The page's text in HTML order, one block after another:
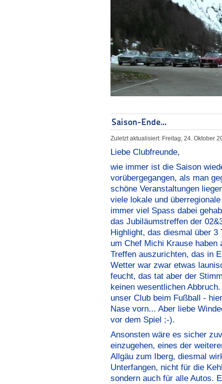
Saison-Ende...
Zuletzt aktualisiert: Freitag, 24. Oktober
Liebe Clubfreunde,
wie immer ist die Saison
vorübergegangen, als man
schöne Veranstaltungen
viele lokale und
immer viel Spass dabei
das Jubiläumstreffen der
Highlight, das diesmal über 3
um Chef Michi Krause haben
Treffen auszurichten, das in
Wetter war zwar etwas
feucht, das tat aber der
keinen wesentlichen
unser Club beim Fußball -
Nase vorn... Aber liebe
vor dem Spiel ;-).
Ansonsten wäre es sicher
einzugehen, eines der
Allgäu zum Iberg, diesmal
Unterfangen, nicht für die
sondern auch für alle Autos.